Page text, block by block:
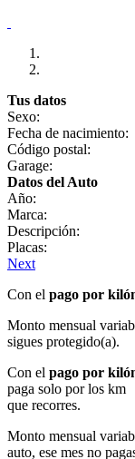
Tus datos
Sexo:
Fecha de nacimiento:
Código postal:
Garage:
Datos del Auto
Año:
Marca:
Descripción:
Placas:
Next
Con el pago por
Monto mensual
sigues protegido(a).
Con el pago por
paga solo por los km
que recorres.
Monto mensual
auto, ese mes no